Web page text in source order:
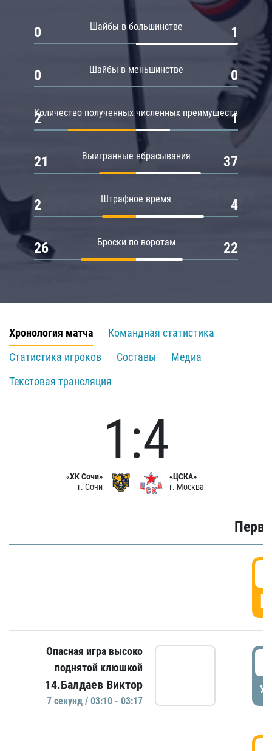
Шайбы в большинстве
0 1
Шайбы в меньшинстве
0 0
Количество полученных численных преимуществ
2 1
Выигранные вбрасывания
21 37
Штрафное время
2 4
Броски по воротам
26 22
Хронология матча
Командная статистика
Статистика игроков
Составы
Медиа
Текстовая трансляция
«ХК Сочи»
г. Сочи
1:4
«ЦСКА»
г. Москва
Опасная игра высоко
поднятой клюшкой
14.Балдаев Виктор
7 секунд / 03:10 - 03:17